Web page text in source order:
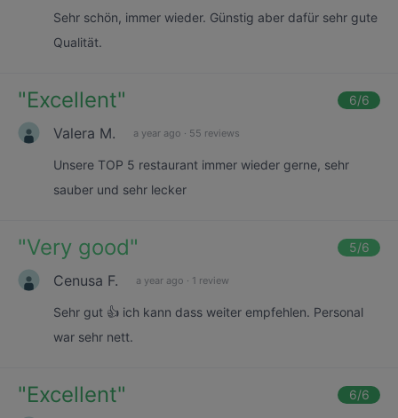
Sehr schön, immer wieder. Günstig aber dafür sehr gute
Qualität.
"Excellent" 6/6
Valera M. a year ago · 55 reviews
Unsere TOP 5 restaurant immer wieder gerne, sehr
sauber und sehr lecker
"Very good" 5/6
Cenusa F. a year ago · 1 review
Sehr gut 👍 ich kann dass weiter empfehlen. Personal
war sehr nett.
"Excellent" 6/6